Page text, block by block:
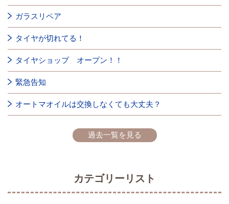
ガラスリペア
タイヤが切れてる！
タイヤショップ オープン！！
緊急告知
オートマオイルは交換しなくても大丈夫？
過去一覧を見る
カテゴリーリスト